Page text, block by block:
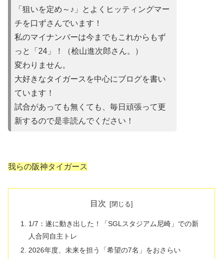
「狙いを定め～♪」とよくヒッティングマー
チを口ずさんでいます！
私のマイナンバーは今までもこれからもず
っと「24」！（桧山進次郎さん。）
変わりません。
大好きなタイガースを中心にブログを書い
ています！
試合があっても無くても、毎日頑張って更
新するので是非読んでください！
我らの阪神タイガース
目次
1/7：遂に動き出した！「SGLスタジアム尼崎」での新
人合同自主トレ
2026年度、未来を担う「希望の7名」をおさらい